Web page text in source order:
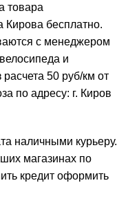
товара
Кирова бесплатно.
с менеджером
и
50 руб/км от
по адресу: г. Киров
наличными курьеру.
магазинах по
кредит оформить